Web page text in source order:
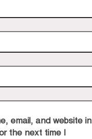
email, and website in
the next time I